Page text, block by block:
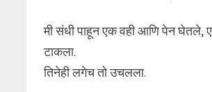
मी संधी पाहून एक वही आणि पेन घेतले,
टाकला.
तिनेही लगेच तो उचलला.